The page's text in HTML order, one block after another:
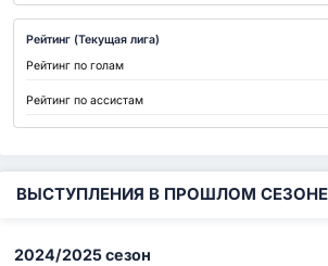
Рейтинг (Текущая лига)
Рейтинг по голам
Рейтинг по ассистам
ВЫСТУПЛЕНИЯ В ПРОШЛОМ СЕЗОНЕ
2024/2025 сезон